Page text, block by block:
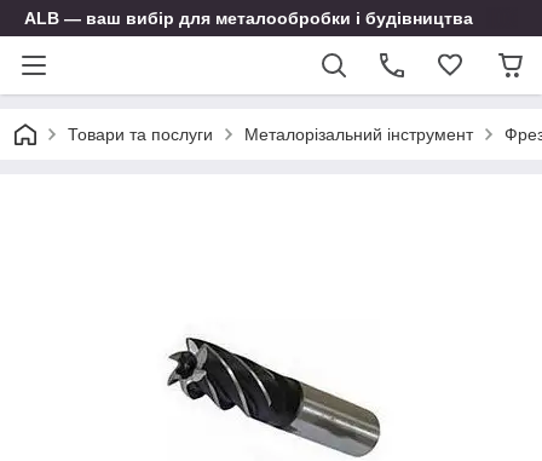
ALB — ваш вибір для металообробки і будівництва
Товари та послуги Металорізальний інструмент